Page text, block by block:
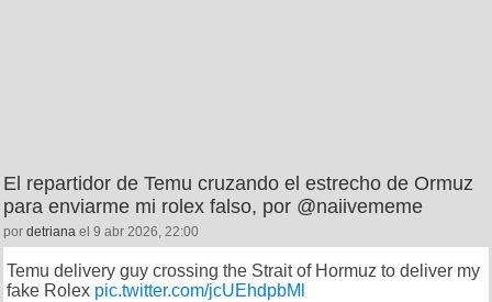
El repartidor de Temu cruzando el estrecho de Ormuz
para enviarme mi rolex falso, por @naiivememe
por detriana el 9 abr 2026, 22:00
Temu delivery guy crossing the Strait of Hormuz to deliver my
fake Rolex pic.twitter.com/jcUEhdpbMl